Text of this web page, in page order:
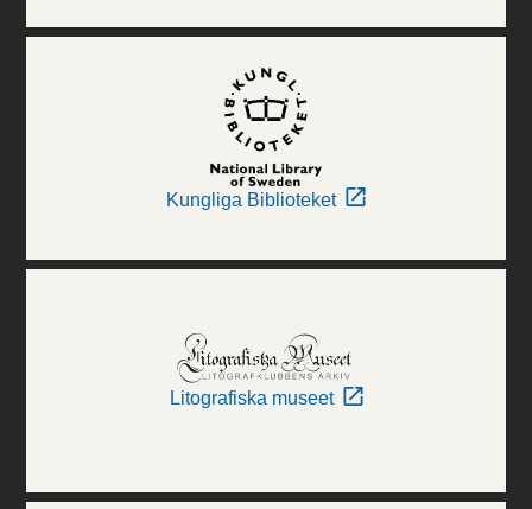
Kungliga Biblioteket
Litografiska museet